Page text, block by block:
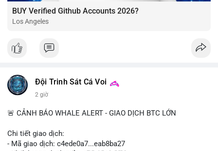
BUY Verified Github Accounts 2026?
Los Angeles
Đội Trinh Sát Cá Voi
2 giờ
🚨 CẢNH BÁO WHALE ALERT - GIAO DỊCH BTC LỚN
Chi tiết giao dịch:
- Mã giao dịch: c4ede0a7...eab8ba27